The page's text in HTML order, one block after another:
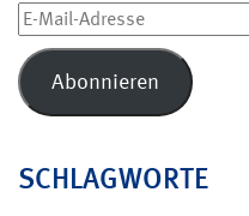
E-
Mail-
Adresse
Abonnieren
SCHLAGWORTE